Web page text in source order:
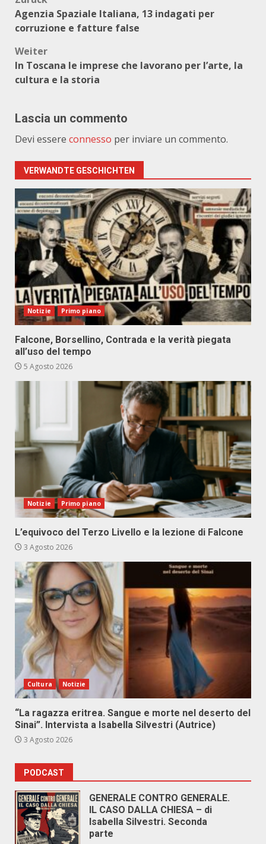
Agenzia Spaziale Italiana, 13 indagati per
corruzione e fatture false
Weiter
In Toscana le imprese che lavorano per l’arte, la
cultura e la storia
Lascia un commento
Devi essere connesso per inviare un commento.
VERWANDTE GESCHICHTEN
Notizie Primo piano
Falcone, Borsellino, Contrada e la verità piegata
all’uso del tempo
5 Agosto 2026
Notizie Primo piano
L’equivoco del Terzo Livello e la lezione di Falcone
3 Agosto 2026
Cultura Notizie
“La ragazza eritrea. Sangue e morte nel deserto del
Sinai”. Intervista a Isabella Silvestri (Autrice)
3 Agosto 2026
PODCAST
GENERALE CONTRO GENERALE.
IL CASO DALLA CHIESA – di
Isabella Silvestri. Seconda
parte